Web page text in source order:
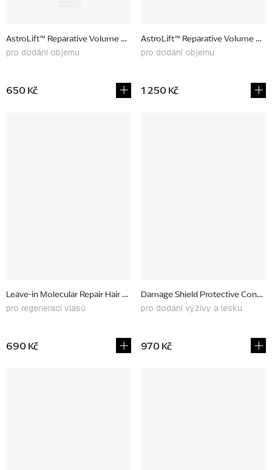
AstroLift™ Reparative Volume Spray, 47 ml
pro dodání objemu
650 Kč
AstroLift™ Reparative Volume
pro dodání objemu
1 250 Kč
Leave-in Molecular Repair Hair Mask, 15 ml
pro regeneraci vlasů
690 Kč
Damage Shield Protective
pro dodání výživy a lesku
970 Kč